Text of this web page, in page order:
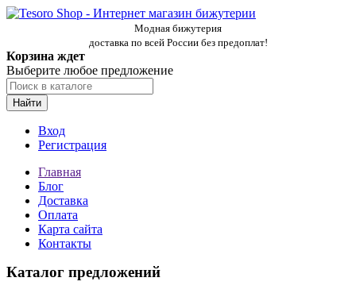
Модная бижутерия
доставка по всей России без предоплат!
Корзина ждет
Выберите любое предложение
Найти
Вход
Регистрация
Главная
Блог
Доставка
Оплата
Карта сайта
Контакты
Каталог предложений